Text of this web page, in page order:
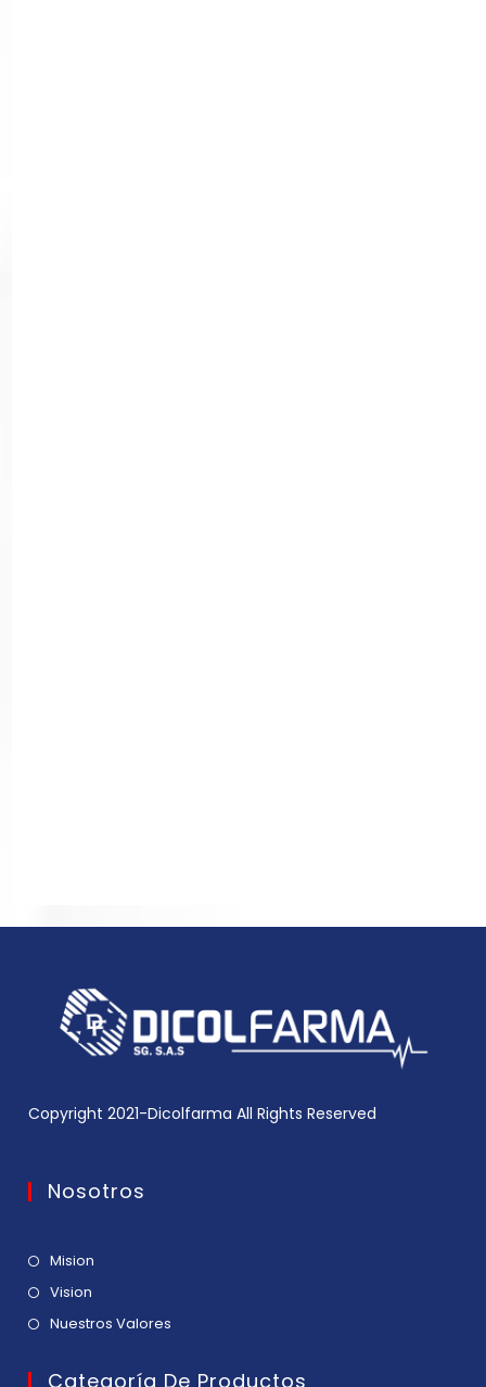
Copyright 2021-Dicolfarma All Rights Reserved
Nosotros
Mision
Vision
Nuestros Valores
Categoría De Productos